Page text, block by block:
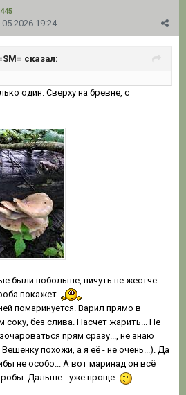
19:24
сказал:
один. Сверху на бревне, с
были побольше, ничуть не жестче
покажет.
помаринуется. Варил прямо в
соку, без слива. Насчет жарить... Не
прям сразу..., не знаю
похожи, а я её - не очень...). Да
не особо... А вот маринад он всё
Дальше - уже проще.